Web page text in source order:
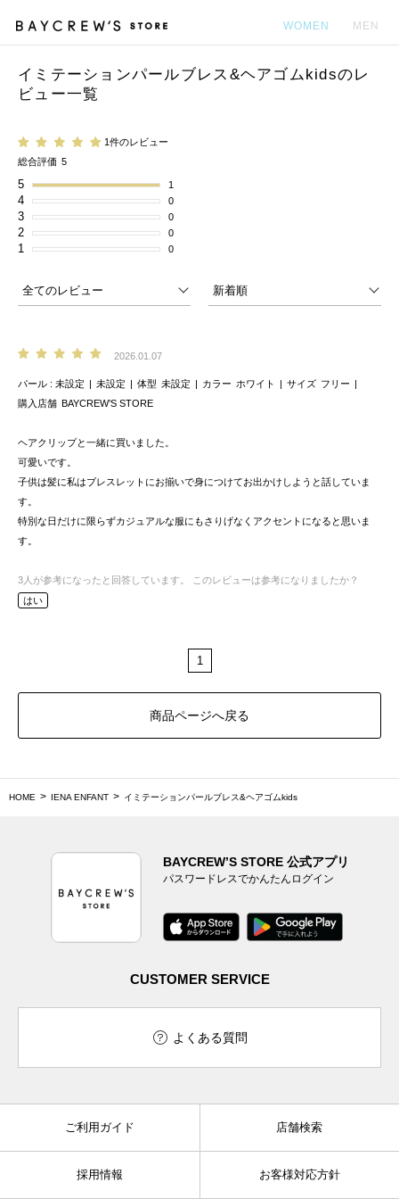
WOMEN MEN
イミテーションパールブレス&ヘアゴムkidsのレ
ビュー一覧
1件のレビュー
総合評価 5
5 1
4 0
3 0
2 0
1 0
2026.01.07
パール 未設定 未設定 体型 未設定 カラー ホワイト サイズ フリー
購入店舗 BAYCREW’S STORE
ヘアクリップと一緒に買いました。
可愛いです。
子供は髪に私はブレスレットにお揃いで身につけてお出かけしようと話していま
す。
特別な日だけに限らずカジュアルな服にもさりげなくアクセントになると思いま
す。
3 人が参考になったと回答しています。
このレビューは参考になりましたか？
はい
1
商品ページへ戻る
HOME IENA ENFANT イミテーションパールブレス&ヘアゴムkids
BAYCREW’S STORE 公式アプリ
パスワードレスでかんたんログイン
CUSTOMER SERVICE
よくある質問
ご利用ガイド 店舗検索
採用情報 お客様対応方針